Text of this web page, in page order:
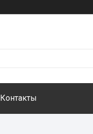
Контакты